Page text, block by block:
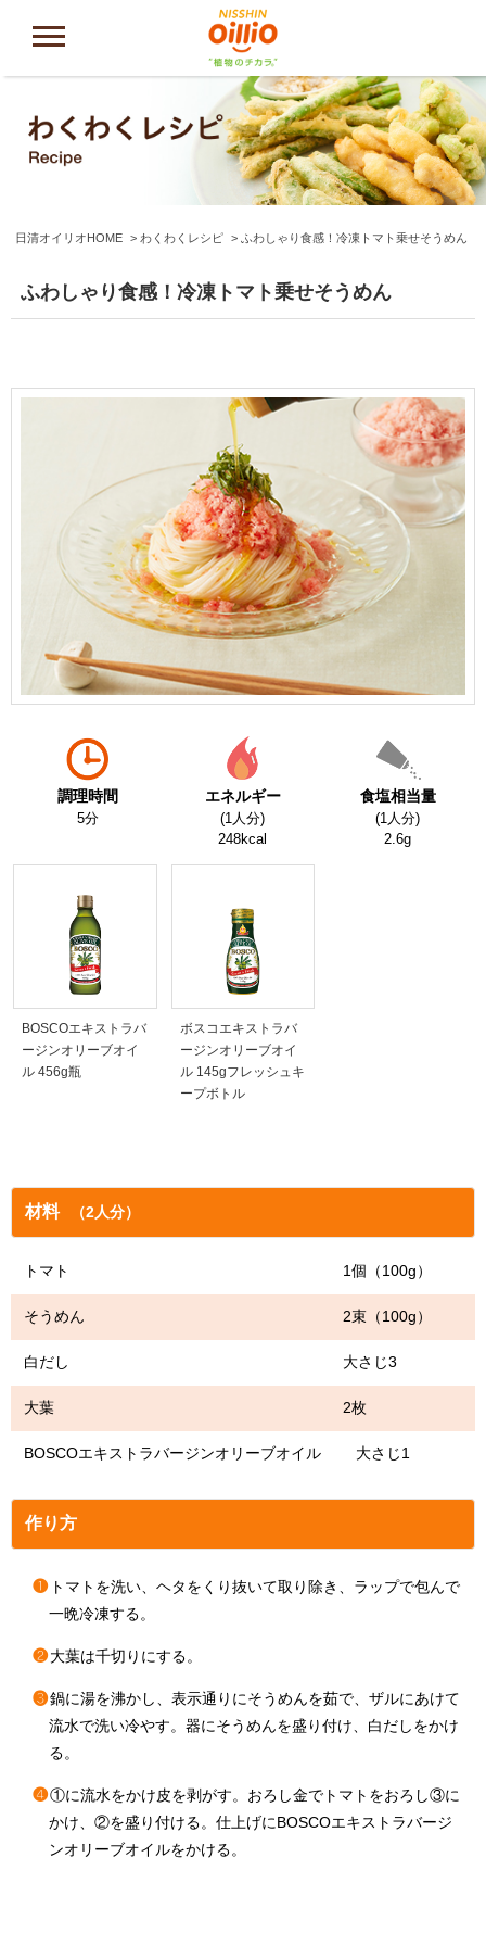
日清オイリオHOME わくわくレシピ ふわしゃり食感！冷凍トマト乗せそうめん
ふわしゃり食感！冷凍トマト乗せそうめん
調理時間
5分
エネルギー
(1人分)
248kcal
食塩相当量
(1人分)
2.6g
BOSCOエキストラバ
ージンオリーブオイ
ル 456g瓶
ボスコエキストラバ
ージンオリーブオイ
ル 145gフレッシュキ
ープボトル
材料 （2人分）
トマト 1個（100g）
そうめん 2束（100g）
白だし 大さじ3
大葉 2枚
BOSCOエキストラバージンオリーブオイル 大さじ1
作り方
❶ トマトを洗い、ヘタをくり抜いて取り除き、ラップで包んで
一晩冷凍する。
❷ 大葉は千切りにする。
❸鍋に湯を沸かし、表示通りにそうめんを茹で、ザルにあけて
流水で洗い冷やす。器にそうめんを盛り付け、白だしをかけ
る。
❹①に流水をかけ皮を剥がす。おろし金でトマトをおろし③に
かけ、②を盛り付ける。仕上げにBOSCOエキストラバージ
ンオリーブオイルをかける。